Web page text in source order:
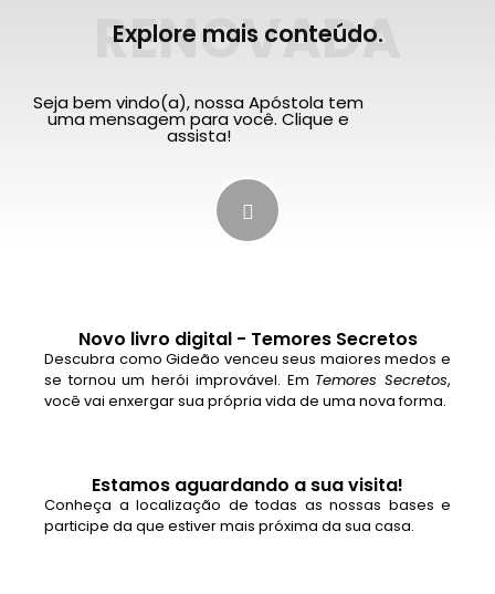
RENOVADA
Explore mais conteúdo.
Seja bem vindo(a), nossa Apóstola tem
uma mensagem para você. Clique e
assista!
Novo livro digital - Temores Secretos
Descubra como Gideão venceu seus maiores medos e
se tornou um herói improvável. Em Temores Secretos,
você vai enxergar sua própria vida de uma nova forma.
Estamos aguardando a sua visita!
Conheça a localização de todas as nossas bases e
participe da que estiver mais próxima da sua casa.